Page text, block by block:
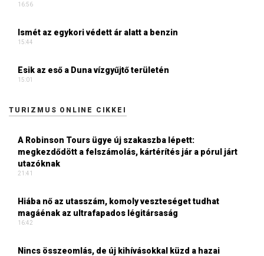
16:56
Ismét az egykori védett ár alatt a benzin
15:44
Esik az eső a Duna vízgyűjtő területén
15:01
TURIZMUS ONLINE CIKKEI
A Robinson Tours ügye új szakaszba lépett:
megkezdődött a felszámolás, kártérítés jár a pórul járt
utazóknak
21:41
Hiába nő az utasszám, komoly veszteséget tudhat
magáénak az ultrafapados légitársaság
16:42
Nincs összeomlás, de új kihívásokkal küzd a hazai